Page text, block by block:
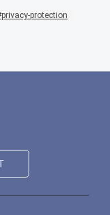
privacy-protection